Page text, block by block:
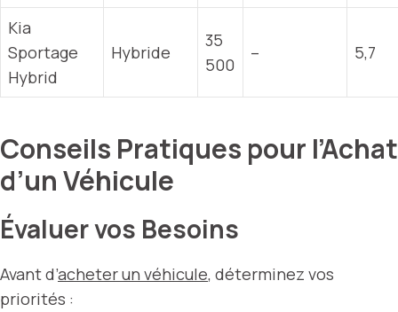
Kia
Sportage
Hybrid
Hybride
35
500
– 5,7
Conseils Pratiques pour l’Achat
d’un Véhicule
Évaluer vos Besoins
Avant d’acheter un véhicule, déterminez vos
priorités :